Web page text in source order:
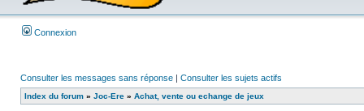
Connexion
Consulter les messages sans réponse | Consulter les sujets actifs
Index du forum » Joc-Ere » Achat, vente ou echange de jeux